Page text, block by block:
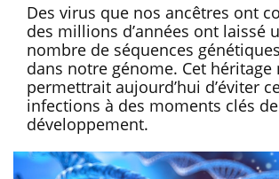
Des virus que nos ancêtres ont
des millions d’années ont laissé
nombre de séquences
dans notre génome. Cet héritage
permettrait aujourd’hui d’éviter
infections à des moments clés
développement.